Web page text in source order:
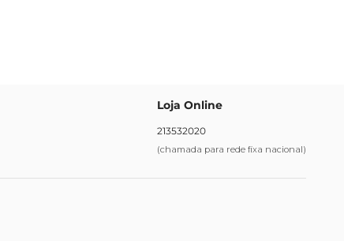
Loja Online
213532020
(chamada para rede fixa nacional)